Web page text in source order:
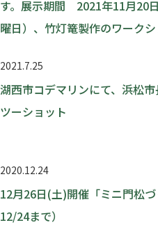
す。展示期間 2021年11月20
曜日）、竹灯篭製作のワークシ
2021.7.25
湖西市コデマリンにて、浜松
ツーショット
2020.12.24
12月26日(土)開催「ミニ門松
12/24まで）